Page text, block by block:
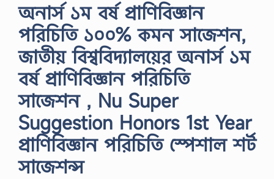
অনার্স ১ম বর্ষ প্রাণিবিজ্ঞান
পরিচিতি ১০০% কমন সাজেশন,
জাতীয় বিশ্ববিদ্যালয়ের অনার্স ১ম
বর্ষ প্রাণিবিজ্ঞান পরিচিতি
সাজেশন , Nu Super
Suggestion Honors 1st Year
প্রাণিবিজ্ঞান পরিচিতি স্পেশাল শর্ট
সাজেশন্স